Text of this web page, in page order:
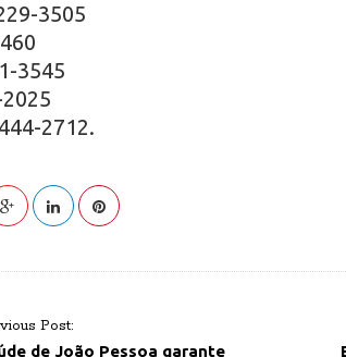
3505
3545
2712.
Post:
de João Pessoa garante